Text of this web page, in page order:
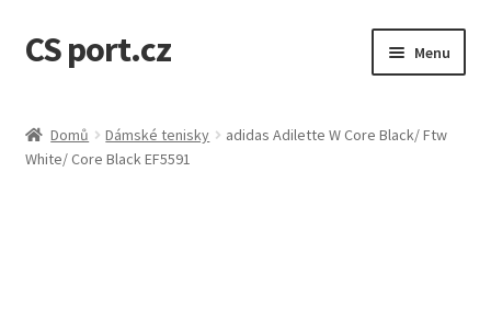
Přeskočit
na
Přejít
k
webu
CS port.cz Menu
Doprava a doba dodání
Domů Dámské tenisky
adidas Adilette W Core Black/ Ftw
White/ Core Black EF5591